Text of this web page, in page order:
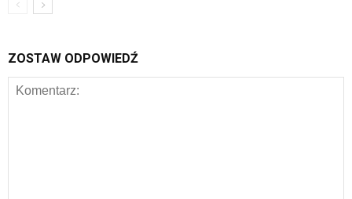
ZOSTAW ODPOWIEDŹ